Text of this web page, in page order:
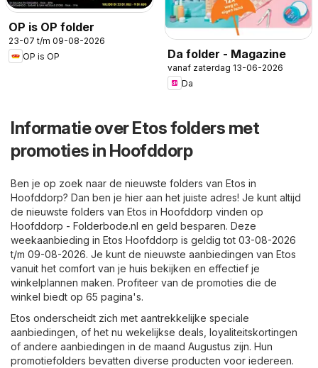
OP is OP folder
23-07 t/m 09-08-2026
OP is OP
Da folder - Magazine
vanaf zaterdag 13-06-2026
Da
Informatie over Etos folders met
promoties in Hoofddorp
Ben je op zoek naar de nieuwste folders van Etos in
Hoofddorp? Dan ben je hier aan het juiste adres! Je kunt altijd
de nieuwste folders van Etos in Hoofddorp vinden op
Hoofddorp - Folderbode.nl en geld besparen. Deze
weekaanbieding in Etos Hoofddorp is geldig tot 03-08-2026
t/m 09-08-2026. Je kunt de nieuwste aanbiedingen van Etos
vanuit het comfort van je huis bekijken en effectief je
winkelplannen maken. Profiteer van de promoties die de
winkel biedt op 65 pagina's.
Etos onderscheidt zich met aantrekkelijke speciale
aanbiedingen, of het nu wekelijkse deals, loyaliteitskortingen
of andere aanbiedingen in de maand Augustus zijn. Hun
promotiefolders bevatten diverse producten voor iedereen.